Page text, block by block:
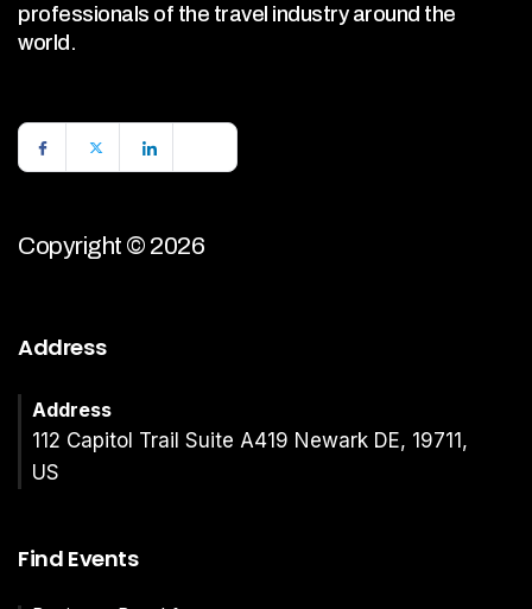
professionals of the travel industry around the
world.
Copyright © 2026
Address
Address
112 Capitol Trail Suite A419 Newark DE, 19711,
US
Find Events